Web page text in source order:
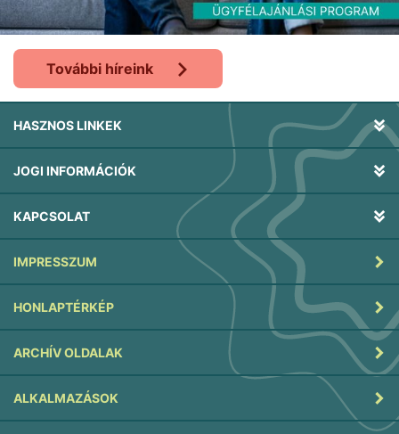
További híreink
HASZNOS LINKEK
JOGI INFORMÁCIÓK
KAPCSOLAT
IMPRESSZUM
HONLAPTÉRKÉP
ARCHÍV OLDALAK
ALKALMAZÁSOK